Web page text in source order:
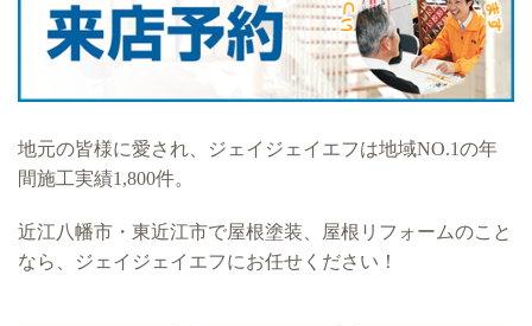
地元の皆様に愛され、ジェイジェイエフは地域NO.1の年
間施工実績1,800件。
近江八幡市・東近江市で屋根塗装、屋根リフォームのこと
なら、ジェイジェイエフにお任せください！